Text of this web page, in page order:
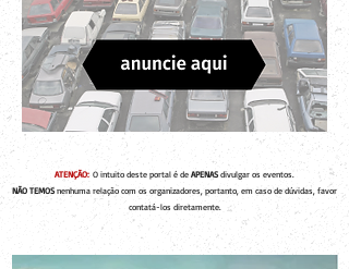
ATENÇÃO: O intuito deste portal é de APENAS divulgar os eventos.
NÃO TEMOS nenhuma relação com os organizadores, portanto, em caso de dúvidas, favor
contatá-los diretamente.